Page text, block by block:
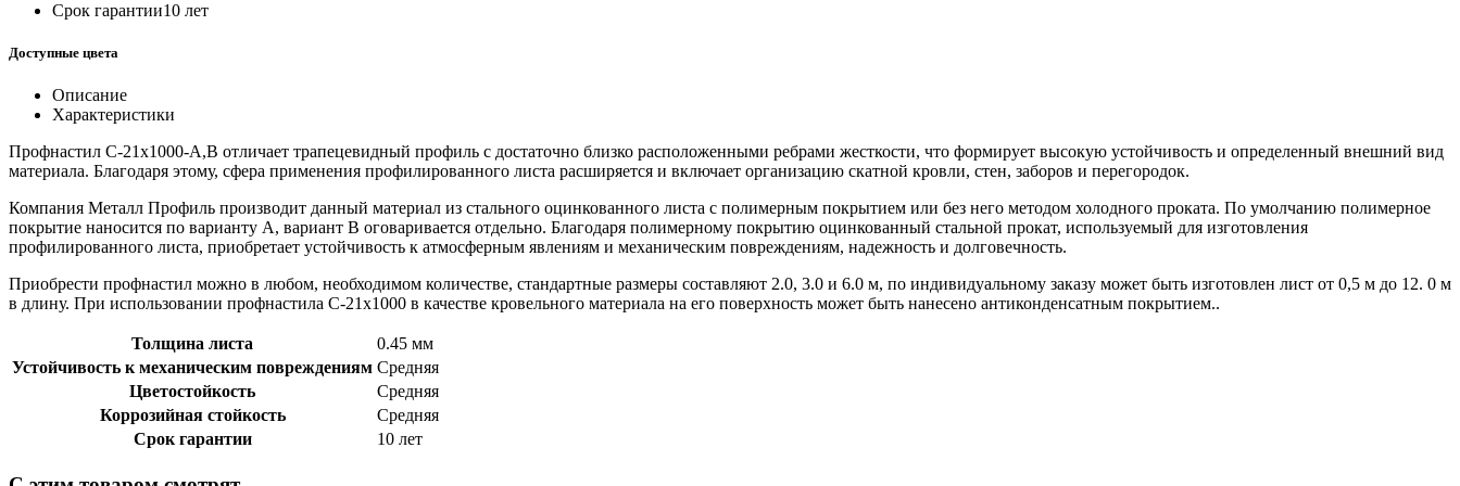
Срок гарантии10 лет
Доступные цвета
Описание
Характеристики
Профнастил С-21х1000-A,B отличает трапецевидный профиль с достаточно близко расположенными ребрами жесткости, что формирует высокую устойчивость и определенный внешний вид
материала. Благодаря этому, сфера применения профилированного листа расширяется и включает организацию скатной кровли, стен, заборов и перегородок.
Компания Металл Профиль производит данный материал из стального оцинкованного листа с полимерным покрытием или без него методом холодного проката. По умолчанию полимерное
покрытие наносится по варианту А, вариант В оговаривается отдельно. Благодаря полимерному покрытию оцинкованный стальной прокат, используемый для изготовления
профилированного листа, приобретает устойчивость к атмосферным явлениям и механическим повреждениям, надежность и долговечность.
Приобрести профнастил можно в любом, необходимом количестве, стандартные размеры составляют 2.0, 3.0 и 6.0 м, по индивидуальному заказу может быть изготовлен лист от 0,5 м до 12. 0 м
в длину. При использовании профнастила С-21х1000 в качестве кровельного материала на его поверхность может быть нанесено антиконденсатным покрытием..
Толщина листа
0.45 мм
Устойчивость к механическим повреждениям Средняя
Цветостойкость
Средняя
Коррозийная стойкость
Средняя
Срок гарантии
10 лет